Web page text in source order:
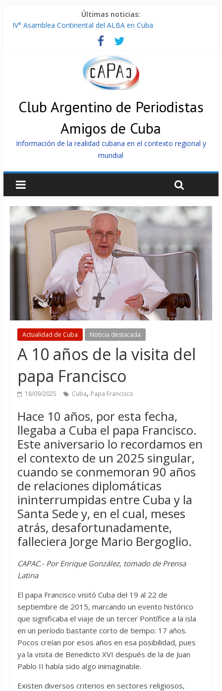
Últimas noticias:
IV° Asamblea Continental del ALBA en Cuba
ONU gestiona con “varios países interesados” envío de
Cuba, la «Gaza silenciosa»
Encuentro de Partidos Comunistas y Obreros en Cuba
China envía a Cuba sistemas 5.000 fotovoltaicos
Club Argentino de Periodistas
Amigos de Cuba
Información de la realidad cubana en el contexto regional y
mundial
Actualidad de Cuba Noticia destacada
A 10 años de la visita del
papa Francisco
18/09/2025 Cuba, Papa Francisco
Hace 10 años, por esta fecha,
llegaba a Cuba el papa Francisco.
Este aniversario lo recordamos en
el contexto de un 2025 singular,
cuando se conmemoran 90 años
de relaciones diplomáticas
ininterrumpidas entre Cuba y la
Santa Sede y, en el cual, meses
atrás, desafortunadamente,
falleciera Jorge Mario Bergoglio.
CAPAC.- Por Enrique González, tomado de Prensa
Latina
El papa Francisco visitó Cuba del 19 al 22 de
septiembre de 2015, marcando un evento histórico
que significaba el viaje de un tercer Pontífice a la isla
en un período bastante corto de tiempo: 17 años.
Pocos creían por esos años en esa posibilidad, pues
ya la visita de Benedicto XVI después de la de Juan
Pablo II había sido algo inimaginable.
Existen diversos criterios en sectores religiosos,